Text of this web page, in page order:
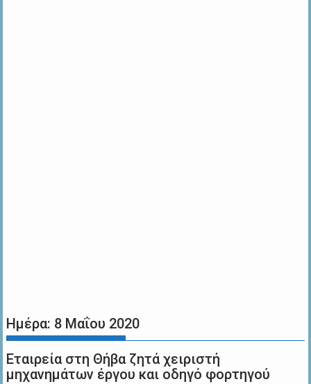
Ημέρα: 8 Μαΐου 2020
Εταιρεία στη Θήβα ζητά χειριστή
μηχανημάτων έργου και οδηγό φορτηγού